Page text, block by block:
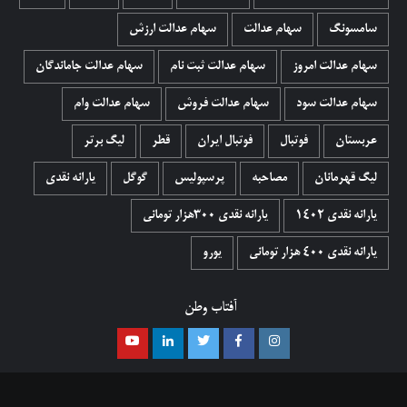
سامسونگ سهام عدالت سهام عدالت ارزش
سهام عدالت امروز سهام عدالت ثبت نام سهام عدالت جاماندگان
سهام عدالت سود سهام عدالت فروش سهام عدالت وام
عربستان فوتبال فوتبال ایران قطر لیگ برتر
لیگ قهرمانان مصاحبه پرسپولیس گوگل یارانه نقدی
یارانه نقدی 1402 یارانه نقدی ۳۰۰هزار تومانی
یارانه نقدی ۴۰۰ هزار تومانی یورو
آفتاب وطن
اینستاگرام فیسبوک توییتر لینکدین یوتیوب